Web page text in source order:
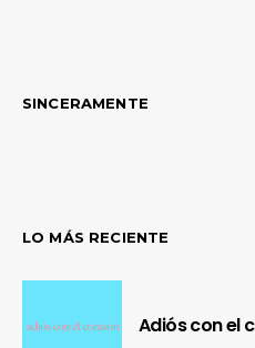
SINCERAMENTE
LO MÁS RECIENTE
Adiós con el